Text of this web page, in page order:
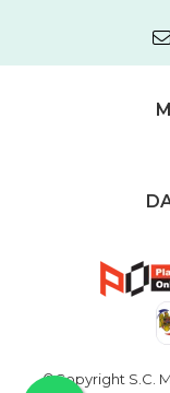
©Copyright S.C.